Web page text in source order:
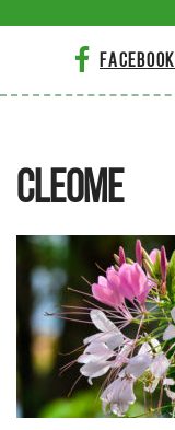
Facebook
CLEOME